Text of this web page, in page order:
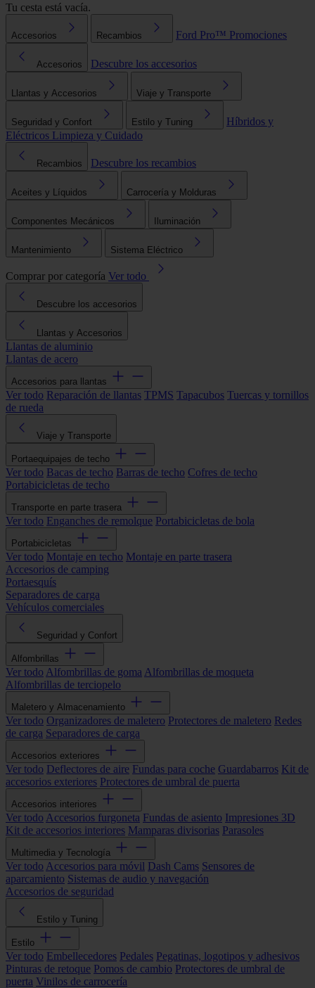
Tu cesta está vacía.
Accesorios Recambios Ford Pro™ Promociones
Accesorios Descubre los accesorios
Llantas y Accesorios Viaje y Transporte
Seguridad y Confort Estilo y Tuning
Híbridos y
Eléctricos Limpieza y Cuidado
Recambios Descubre los recambios
Aceites y Líquidos Carrocería y Molduras
Componentes Mecánicos Iluminación
Mantenimiento Sistema Eléctrico
Comprar por categoría Ver todo
Descubre los accesorios
Llantas y Accesorios
Llantas de aluminio
Llantas de acero
Accesorios para llantas
Ver todo Reparación de llantas TPMS Tapacubos Tuercas y tornillos
de rueda
Viaje y Transporte
Portaequipajes de techo
Ver todo Bacas de techo Barras de techo Cofres de techo
Portabicicletas de techo
Transporte en parte trasera
Ver todo Enganches de remolque Portabicicletas de bola
Portabicicletas
Ver todo Montaje en techo Montaje en parte trasera
Accesorios de camping
Portaesquís
Separadores de carga
Vehículos comerciales
Seguridad y Confort
Alfombrillas
Ver todo Alfombrillas de goma Alfombrillas de moqueta
Alfombrillas de terciopelo
Maletero y Almacenamiento
Ver todo Organizadores de maletero Protectores de maletero Redes
de carga Separadores de carga
Accesorios exteriores
Ver todo Deflectores de aire Fundas para coche Guardabarros Kit de
accesorios exteriores Protectores de umbral de puerta
Accesorios interiores
Ver todo Accesorios furgoneta Fundas de asiento Impresiones 3D
Kit de accesorios interiores Mamparas divisorias Parasoles
Multimedia y Tecnología
Ver todo Accesorios para móvil Dash Cams Sensores de
aparcamiento Sistemas de audio y navegación
Accesorios de seguridad
Estilo y Tuning
Estilo
Ver todo Embellecedores Pedales Pegatinas, logotipos y adhesivos
Pinturas de retoque Pomos de cambio Protectores de umbral de
puerta Vinilos de carrocería